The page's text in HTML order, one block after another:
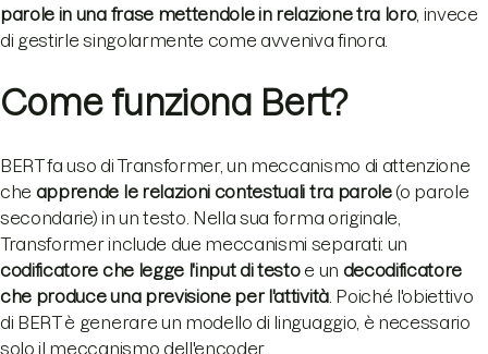
parole in una frase mettendole in relazione tra loro, invece
di gestirle singolarmente come avveniva finora.
Come funziona Bert?
BERT fa uso di Transformer, un meccanismo di attenzione
che apprende le relazioni contestuali tra parole(o parole
secondarie) in un testo. Nella sua forma originale,
Transformer include due meccanismi separati: un
codificatore che legge l'input di testoe un decodificatore
che produce una previsione per l'attività. Poiché l'obiettivo
di BERT è generare un modello di linguaggio, è necessario
solo il meccanismo dell'encoder.